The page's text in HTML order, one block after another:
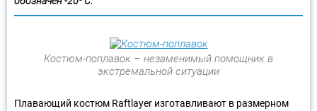
Костюм-поплавок – незаменимый помощник в
экстремальной ситуации
Плавающий костюм Raftlayer изготавливают в размерном